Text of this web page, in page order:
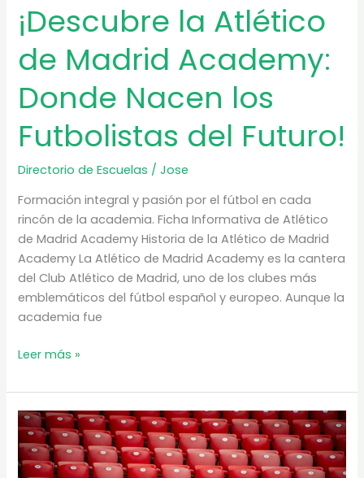
¡Descubre la Atlético
de Madrid Academy:
Donde Nacen los
Futbolistas del Futuro!
Directorio de Escuelas /Jose
Formación integral y pasión por el fútbol en cada
rincón de la academia. Ficha Informativa de Atlético
de Madrid Academy Historia de la Atlético de Madrid
Academy La Atlético de Madrid Academy es la cantera
del Club Atlético de Madrid, uno de los clubes más
emblemáticos del fútbol español y europeo. Aunque la
academia fue
¡Descubre
Atlético
de
Madrid
Academy:
Donde
Leer más »